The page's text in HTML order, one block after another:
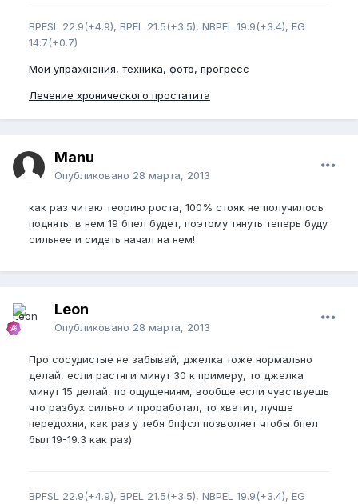
BPFSL 22.9(+4.9), BPEL 21.5(+3.5), NBPEL 19.9(+3.4), EG
14.7(+0.7)
Мои упражнения, техника, фото, прогресс
Лечение хронического простатита
Manu
Опубликовано 28 марта, 2013
как раз читаю теорию роста, 100% стояк не получилось
поднять, в нем 19 бпел будет, поэтому тянуть теперь буду
сильнее и сидеть начал на нем!
Leon
Опубликовано 28 марта, 2013
Про сосудистые не забывай, джелка тоже нормально
делай, если растяги минут 30 к примеру, то джелка
минут 15 делай, по ощущениям, вообще если чувствуешь
что разбух сильно и проработал, то хватит, лучше
передохни, как раз у тебя бпфсл позволяет чтобы бпел
был 19-19.3 как раз)
BPFSL 22.9(+4.9), BPEL 21.5(+3.5), NBPEL 19.9(+3.4), EG